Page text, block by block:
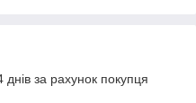
за рахунок покупця